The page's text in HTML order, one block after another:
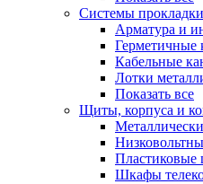
Системы
Арматура и
Герметичные
Кабельные
Лотки
Показать все
Щиты, корпуса и
Шкафы